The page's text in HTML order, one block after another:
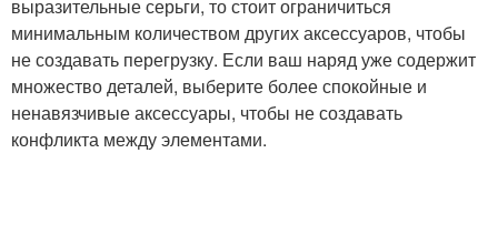
выразительные серьги, то стоит ограничиться
минимальным количеством других аксессуаров, чтобы
не создавать перегрузку. Если ваш наряд уже содержит
множество деталей, выберите более спокойные и
ненавязчивые аксессуары, чтобы не создавать
конфликта между элементами.